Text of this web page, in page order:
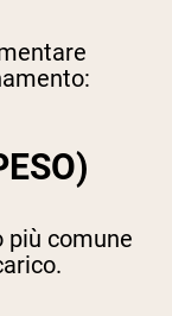
più comune